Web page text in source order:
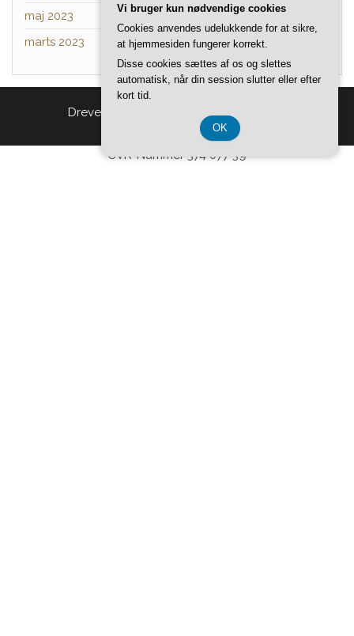
maj 2023
marts 2023
Drevet af Tema:Head Blog
CVR-Nummer 374 077 39
Vi bruger kun nødvendige cookies
Cookies anvendes udelukkende for at sikre,
at hjemmesiden fungerer korrekt.
Disse cookies sættes af os og slettes
automatisk, når din session slutter eller efter
kort tid.
OK